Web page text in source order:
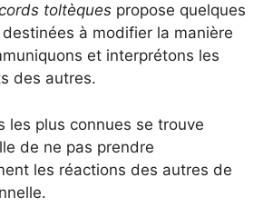
toltèques propose quelques
à modifier la manière
et interprétons les
des autres.
les plus connues se trouve
de ne pas prendre
les réactions des autres de